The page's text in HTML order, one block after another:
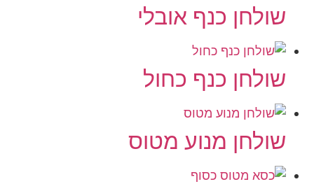
שולחן כנף אובלי
שולחן כנף כחול
שולחן מנוע מטוס